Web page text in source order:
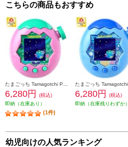
こちらの商品もおすすめ
6,280円
(税込)
即納（在庫あり）
(1件)
6,280円
(税込)
即納（在庫残りわずか）
幼児向けの人気ランキング